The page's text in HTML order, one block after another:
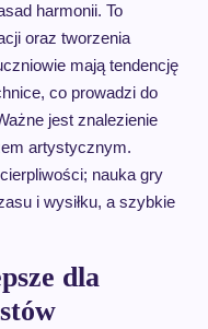
harmonii. To
oraz tworzenia
mają tendencję
co prowadzi do
jest znalezienie
artystycznym.
nauka gry
i wysiłku, a szybkie
dla